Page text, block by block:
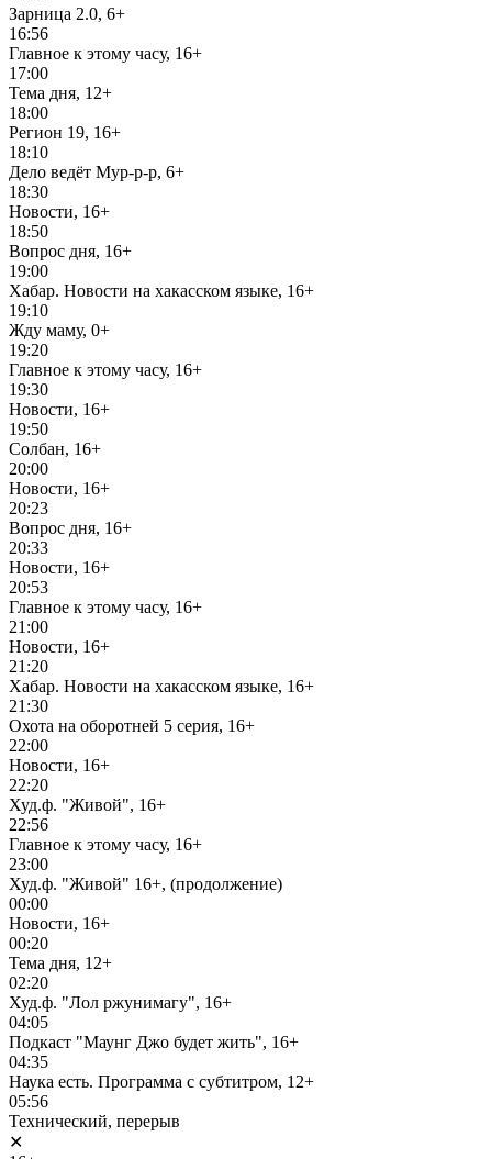
Зарница 2.0, 6+
16:56
Главное к этому часу, 16+
17:00
Тема дня, 12+
18:00
Регион 19, 16+
18:10
Дело ведёт Мур-р-р, 6+
18:30
Новости, 16+
18:50
Вопрос дня, 16+
19:00
Хабар. Новости на хакасском языке, 16+
19:10
Жду маму, 0+
19:20
Главное к этому часу, 16+
19:30
Новости, 16+
19:50
Солбан, 16+
20:00
Новости, 16+
20:23
Вопрос дня, 16+
20:33
Новости, 16+
20:53
Главное к этому часу, 16+
21:00
Новости, 16+
21:20
Хабар. Новости на хакасском языке, 16+
21:30
Охота на оборотней 5 серия, 16+
22:00
Новости, 16+
22:20
Худ.ф. "Живой", 16+
22:56
Главное к этому часу, 16+
23:00
Худ.ф. "Живой" 16+, (продолжение)
00:00
Новости, 16+
00:20
Тема дня, 12+
02:20
Худ.ф. "Лол ржунимагу", 16+
04:05
Подкаст "Маунг Джо будет жить", 16+
04:35
Наука есть. Программа с субтитром, 12+
05:56
Технический, перерыв
✕